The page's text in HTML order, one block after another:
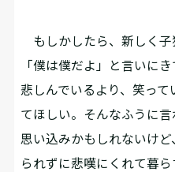
もしかしたら、新しく子
「僕は僕だよ」と言いに
悲しんでいるより、笑っ
てほしい。そんなふうに
思い込みかもしれないけ
られずに悲嘆にくれて暮